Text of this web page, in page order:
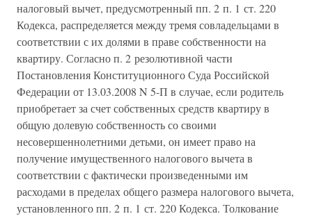
налоговый вычет, предусмотренный пп. 2 п. 1 ст. 220
Кодекса, распределяется между тремя совладельцами в
соответствии с их долями в праве собственности на
квартиру. Согласно п. 2 резолютивной части
Постановления Конституционного Суда Российской
Федерации от 13.03.2008 N 5-П в случае, если родитель
приобретает за счет собственных средств квартиру в
общую долевую собственность со своими
несовершеннолетними детьми, он имеет право на
получение имущественного налогового вычета в
соответствии с фактически произведенными им
расходами в пределах общего размера налогового вычета,
установленного пп. 2 п. 1 ст. 220 Кодекса. Толкование